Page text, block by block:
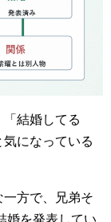
結婚してる
になっている
方で、兄弟そ